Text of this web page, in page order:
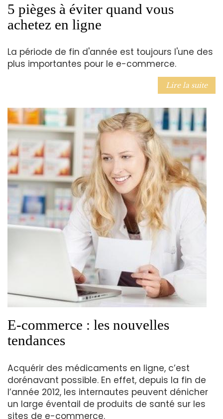
5 pièges à éviter quand vous
achetez en ligne
La période de fin d'année est toujours l'une des
plus importantes pour le e-commerce.
Lire la suite
E-commerce : les nouvelles
tendances
Acquérir des médicaments en ligne, c’est
dorénavant possible. En effet, depuis la fin de
l’année 2012, les internautes peuvent dénicher
un large éventail de produits de santé sur les
sites de e-commerce.